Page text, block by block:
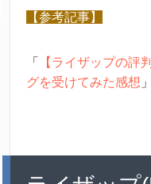
【参考記事】
「
【ライザップの評
グを受けてみた感想 」